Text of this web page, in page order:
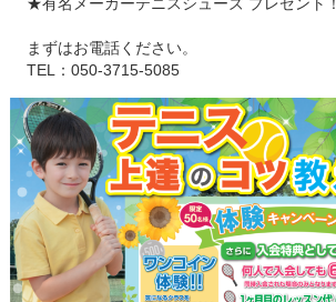
まずはお電話ください。
TEL：050-3715-5085